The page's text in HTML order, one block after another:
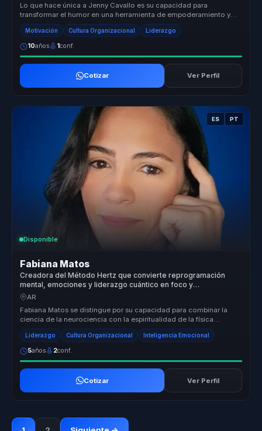
Lo que hace única a Jenny Cavallo es su capacidad para
transformar el humor en una herramienta de empoderamiento y
reflexión. Al integrar...
Motivación Cultura Organizacional Liderazgo
10años 1conf.
Cotizar Ver Perfil
ES PT
Disponible
Fabiana Matos
Creadora del Método Hertz que convierte reprogramación
mental, emociones y liderazgo cuántico en foco y
transformación para equipos.
AR
Fabiana Matos se distingue por su capacidad para combinar la
ciencia de la neurociencia con la espiritualidad de la física
cuántica, ofre...
Liderazgo Cultura Organizacional Inteligencia Emocional
5años 2conf.
Cotizar Ver Perfil